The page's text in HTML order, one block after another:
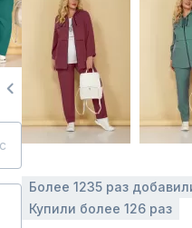
Более 1235 раз
Купили более 126 раз